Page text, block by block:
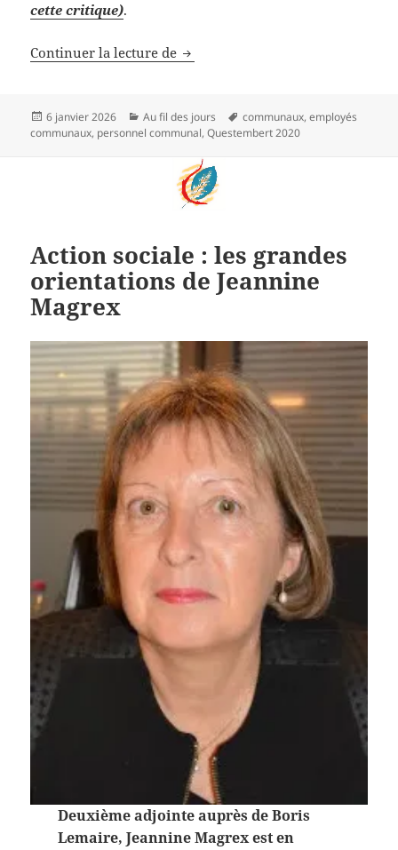
cette critique).
Continuer la lecture de Les municipaux, bonne année
Publié
le
6 janvier 2026 Catégories
Au fil des jours
Mots-
clés
communaux,employés
communaux, personnel communal,Questembert 2020
Action sociale : les grandes
orientations de Jeannine
Magrex
Deuxième adjointe auprès de Boris
Lemaire, Jeannine Magrex est en